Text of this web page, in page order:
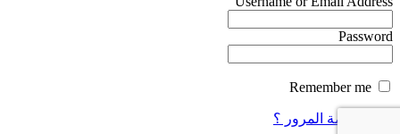
Password
فقدت كلمة المرور ؟